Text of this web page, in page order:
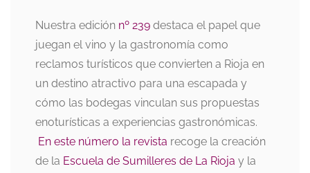
Nuestra edición nº 239 destaca el papel que
juegan el vino y la gastronomía como
reclamos turísticos que convierten a Rioja en
un destino atractivo para una escapada y
cómo las bodegas vinculan sus propuestas
enoturísticas a experiencias gastronómicas.
En este número la revista recoge la creación
de la Escuela de Sumilleres de La Rioja y la